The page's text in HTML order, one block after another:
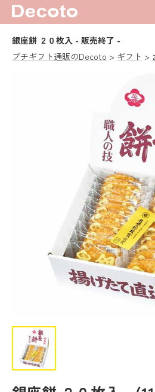
銀座餅 ２０枚入 - 販売終了 -
プチギフト通販のDecoto
ギフト